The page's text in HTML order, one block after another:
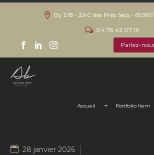
By DB - ZAC des Prés Secs -
04 78 43 07 16
Parlez-
Accueil Portfolio Item
28 janvier 2026